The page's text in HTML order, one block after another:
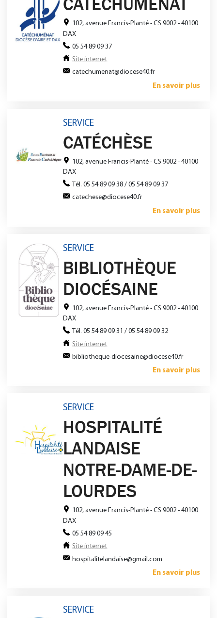
102, avenue Francis-Planté - CS 9002 - 40100
DAX
05 54 89 09 37
Site internet
catechumenat@diocese40.fr
En savoir plus
SERVICE
CATÉCHÈSE
102, avenue Francis-Planté - CS 9002 - 40100
DAX
Tél. 05 54 89 09 38 / 05 54 89 09 37
catechese@diocese40.fr
En savoir plus
SERVICE
BIBLIOTHÈQUE
DIOCÉSAINE
102, avenue Francis-Planté - CS 9002 - 40100
DAX
Tél. 05 54 89 09 31 / 05 54 89 09 32
Site internet
bibliotheque-diocesaine@diocese40.fr
En savoir plus
SERVICE
HOSPITALITÉ
LANDAISE
NOTRE-DAME-DE-
LOURDES
102, avenue Francis-Planté - CS 9002 - 40100
DAX
05 54 89 09 45
Site internet
hospitalitelandaise@gmail.com
En savoir plus
SERVICE